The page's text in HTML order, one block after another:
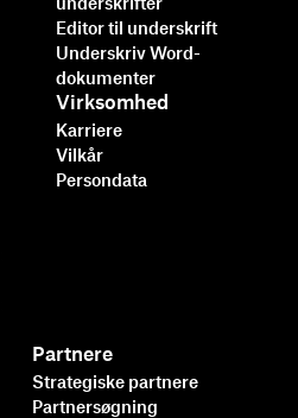
underskrifter
Editor til underskrift
Underskriv Word-
dokumenter
Partnere
Strategiske partnere
Partnersøgning
Virksomhed
Karriere
Vilkår
Persondata